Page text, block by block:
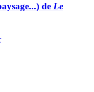
de Le